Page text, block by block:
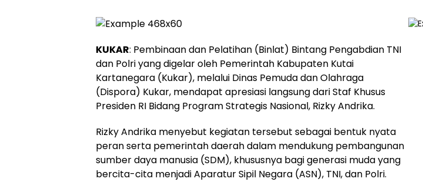
KUKAR: Pembinaan dan Pelatihan (Binlat) Bintang Pengabdian TNI
dan Polri yang digelar oleh Pemerintah Kabupaten Kutai
Kartanegara (Kukar), melalui Dinas Pemuda dan Olahraga
(Dispora) Kukar, mendapat apresiasi langsung dari Staf Khusus
Presiden RI Bidang Program Strategis Nasional, Rizky Andrika.
Rizky Andrika menyebut kegiatan tersebut sebagai bentuk nyata
peran serta pemerintah daerah dalam mendukung pembangunan
sumber daya manusia (SDM), khususnya bagi generasi muda yang
bercita-cita menjadi Aparatur Sipil Negara (ASN), TNI, dan Polri.